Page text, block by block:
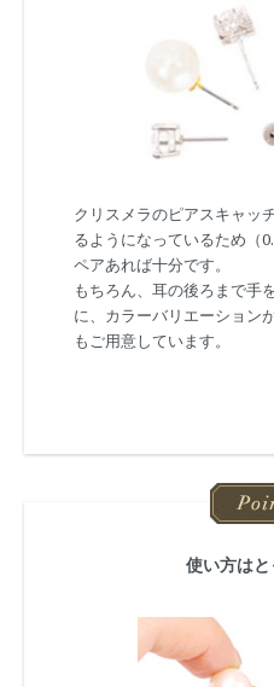
クリスメラのピアスキャッ
るようになっているため（
ペアあれば十分です。
もちろん、耳の後ろまで手
に、カラーバリエーション
もご用意しています。
使い方は